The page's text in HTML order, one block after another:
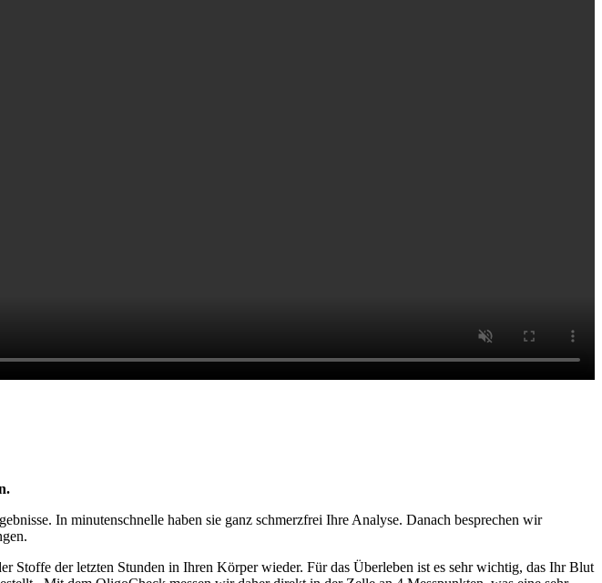
In minutenschnelle haben sie ganz schmerzfrei Ihre Analyse. Danach besprechen wir
der letzten Stunden in Ihren Körper wieder. Für das Überleben ist es sehr wichtig, das Ihr Blut